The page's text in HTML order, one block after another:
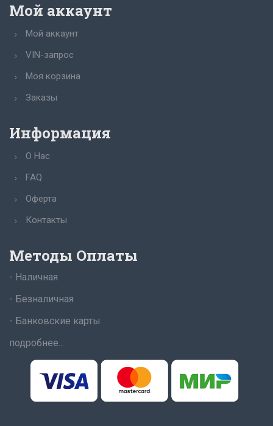
Мой аккаунт
Мой аккаунт
VIN-запрос
Моя корзина
Заказы
Информация
О Нас
FAQ
Оферта
Контакты
Методы Оплаты
- Наличная
- Безналичная
- Банковские карты
подробнее...